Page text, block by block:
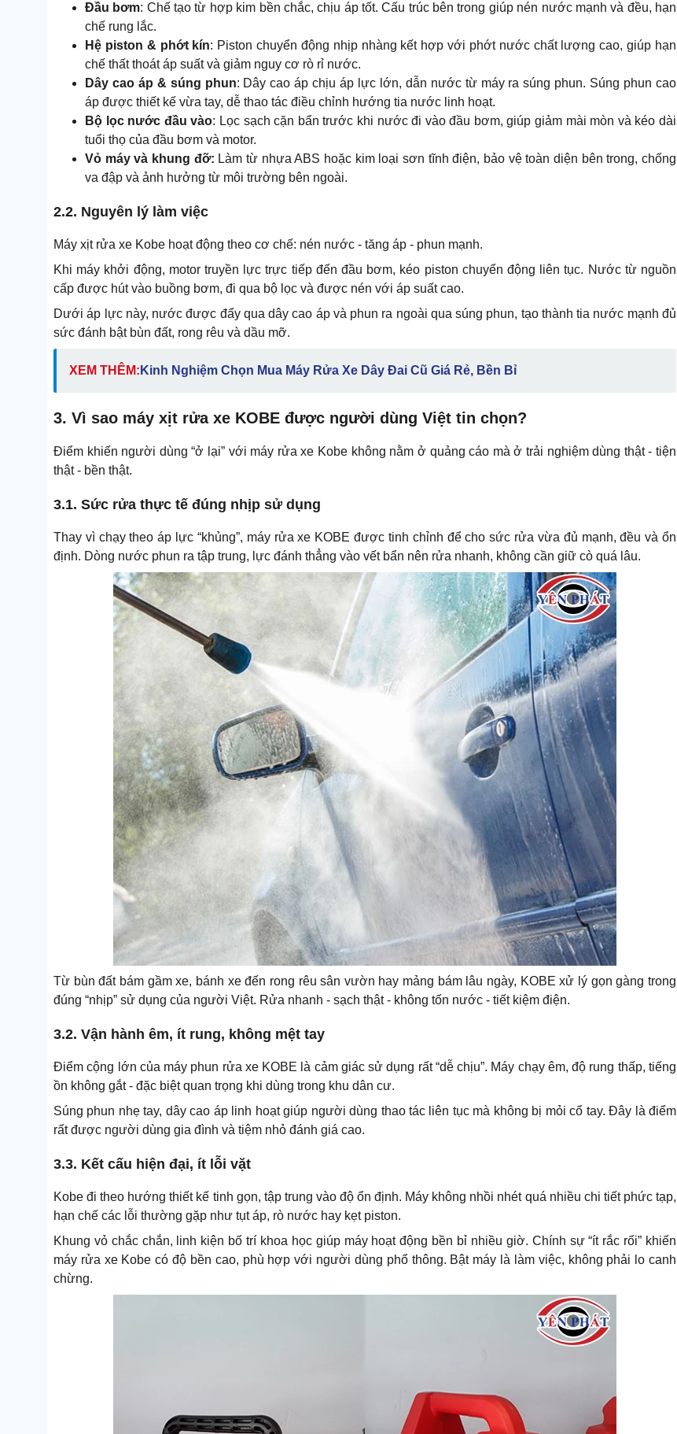
Đầu bơm: Chế tạo từ hợp kim bền chắc, chịu áp tốt. Cấu trúc bên trong giúp nén nước mạnh và đều, hạn
chế rung lắc.
Hệ piston & phớt kín: Piston chuyển động nhịp nhàng kết hợp với phớt nước chất lượng cao, giúp hạn
chế thất thoát áp suất và giảm nguy cơ rò rỉ nước.
Dây cao áp & súng phun: Dây cao áp chịu áp lực lớn, dẫn nước từ máy ra súng phun. Súng phun cao
áp được thiết kế vừa tay, dễ thao tác điều chỉnh hướng tia nước linh hoạt.
Bộ lọc nước đầu vào: Lọc sạch cặn bẩn trước khi nước đi vào đầu bơm, giúp giảm mài mòn và kéo dài
tuổi thọ của đầu bơm và motor.
Vỏ máy và khung đỡ: Làm từ nhựa ABS hoặc kim loại sơn tĩnh điện, bảo vệ toàn diện bên trong, chống
va đập và ảnh hưởng từ môi trường bên ngoài.
2.2. Nguyên lý làm việc
Máy xịt rửa xe Kobe hoạt động theo cơ chế: nén nước - tăng áp - phun mạnh.
Khi máy khởi động, motor truyền lực trực tiếp đến đầu bơm, kéo piston chuyển động liên tục. Nước từ nguồn
cấp được hút vào buồng bơm, đi qua bộ lọc và được nén với áp suất cao.
Dưới áp lực này, nước được đẩy qua dây cao áp và phun ra ngoài qua súng phun, tạo thành tia nước mạnh đủ
sức đánh bật bùn đất, rong rêu và dầu mỡ.
XEM THÊM: Kinh Nghiệm Chọn Mua Máy Rửa Xe Dây Đai Cũ Giá Rẻ, Bền Bỉ
3. Vì sao máy xịt rửa xe KOBE được người dùng Việt tin chọn?
Điểm khiến người dùng “ở lại” với máy rửa xe Kobe không nằm ở quảng cáo mà ở trải nghiệm dùng thật - tiện
thật - bền thật.
3.1. Sức rửa thực tế đúng nhịp sử dụng
Thay vì chạy theo áp lực “khủng”, máy rửa xe KOBE được tinh chỉnh để cho sức rửa vừa đủ mạnh, đều và ổn
định. Dòng nước phun ra tập trung, lực đánh thẳng vào vết bẩn nên rửa nhanh, không cần giữ cò quá lâu.
Từ bùn đất bám gầm xe, bánh xe đến rong rêu sân vườn hay mảng bám lâu ngày, KOBE xử lý gọn gàng trong
đúng “nhịp” sử dụng của người Việt. Rửa nhanh - sạch thật - không tốn nước - tiết kiệm điện.
3.2. Vận hành êm, ít rung, không mệt tay
Điểm cộng lớn của máy phun rửa xe KOBE là cảm giác sử dụng rất “dễ chịu”. Máy chạy êm, độ rung thấp, tiếng
ồn không gắt - đặc biệt quan trọng khi dùng trong khu dân cư.
Súng phun nhẹ tay, dây cao áp linh hoạt giúp người dùng thao tác liên tục mà không bị mỏi cổ tay. Đây là điểm
rất được người dùng gia đình và tiệm nhỏ đánh giá cao.
3.3. Kết cấu hiện đại, ít lỗi vặt
Kobe đi theo hướng thiết kế tinh gọn, tập trung vào độ ổn định. Máy không nhồi nhét quá nhiều chi tiết phức tạp,
hạn chế các lỗi thường gặp như tụt áp, rò nước hay kẹt piston.
Khung vỏ chắc chắn, linh kiện bố trí khoa học giúp máy hoạt động bền bỉ nhiều giờ. Chính sự “ít rắc rối” khiến
máy rửa xe Kobe có độ bền cao, phù hợp với người dùng phổ thông. Bật máy là làm việc, không phải lo canh
chừng.